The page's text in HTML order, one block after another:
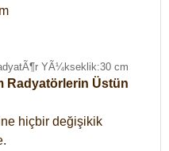
Radyatörlerin Üstün
hiçbir değişikik